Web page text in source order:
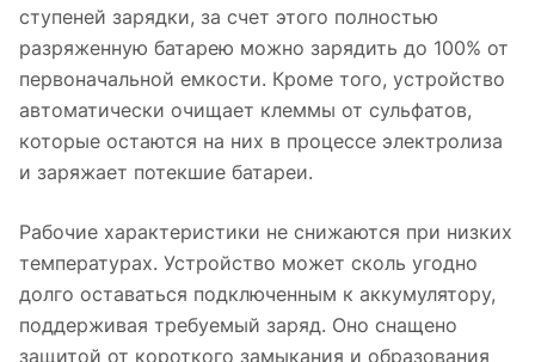
ступеней зарядки, за счет этого полностью
разряженную батарею можно зарядить до 100% от
первоначальной емкости. Кроме того, устройство
автоматически очищает клеммы от сульфатов,
которые остаются на них в процессе электролиза
и заряжает потекшие батареи.
Рабочие характеристики не снижаются при низких
температурах. Устройство может сколь угодно
долго оставаться подключенным к аккумулятору,
поддерживая требуемый заряд. Оно снащено
защитой от короткого замыкания и образования